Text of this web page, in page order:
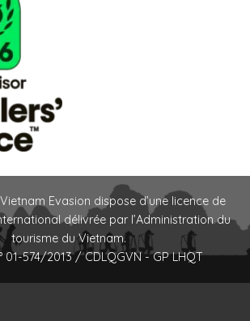
Evasion dispose d’une licence de
délivrée par l’Administration du
tourisme du Vietnam.
01-574/2013 / CDLQGVN - GP LHQT